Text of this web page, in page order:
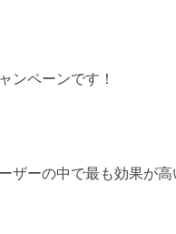
ンペーンです！
ザーの中で最も効果が